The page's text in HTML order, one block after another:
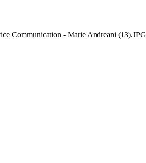
Communication - Marie Andreani (13).JPG